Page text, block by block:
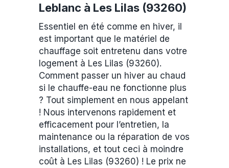
Leblanc à Les Lilas (93260)
Essentiel en été comme en hiver, il
est important que le matériel de
chauffage soit entretenu dans votre
logement à Les Lilas (93260).
Comment passer un hiver au chaud
si le chauffe-eau ne fonctionne plus
? Tout simplement en nous appelant
! Nous intervenons rapidement et
efficacement pour l’entretien, la
maintenance ou la réparation de vos
installations, et tout ceci à moindre
coût à Les Lilas (93260) ! Le prix ne